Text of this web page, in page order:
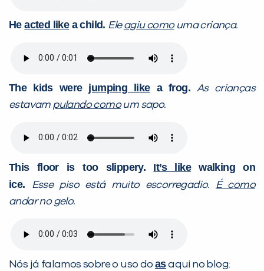
Heacted likea child. Eleagiu comouma criança.
The kids were jumping likea frog. As crianças
estavam pulando como umsapo.
This floor is too slippery. It’s likewalking on
ice.
Esse piso está muito escorregadio. É como
andar no gelo.
Nós já falamos sobre o uso do asaqui no blog: